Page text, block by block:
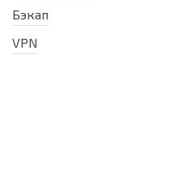
Бэкап
VPN